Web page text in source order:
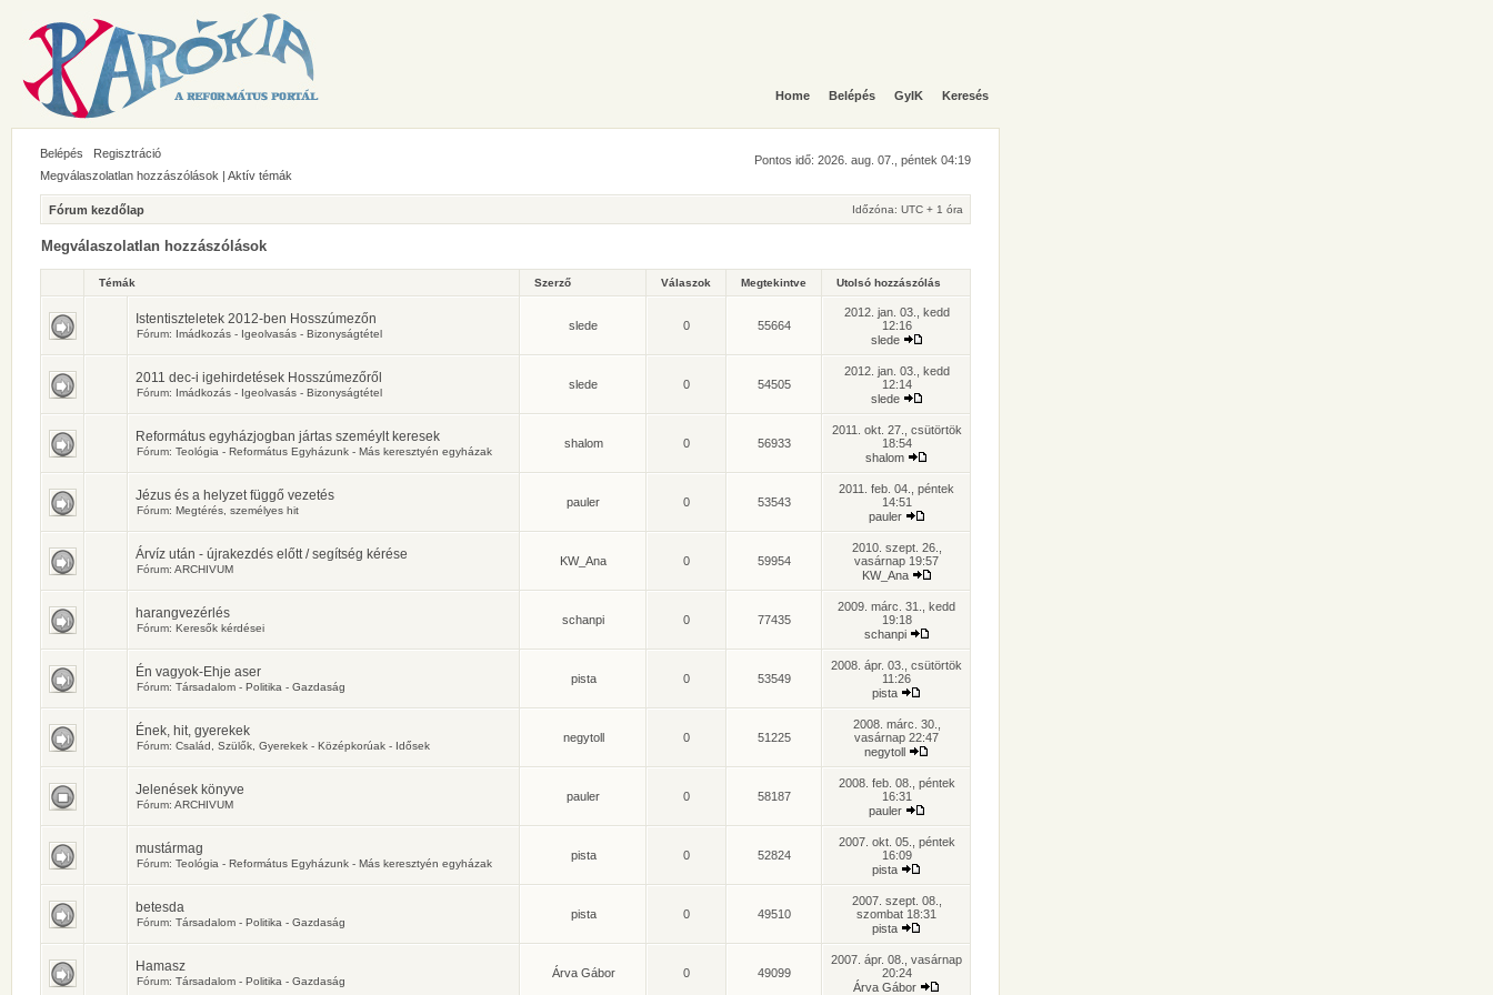
Home Belépés GyIK Keresés
Belépés Regisztráció
Pontos idő: 2026. aug. 07., péntek 04:19
Megválaszolatlan hozzászólások | Aktív témák
Fórum kezdőlap Időzóna: UTC + 1 óra
Megválaszolatlan hozzászólások
Témák Szerző Válaszok Megtekintve Utolsó hozzászólás
Istentiszteletek 2012-ben Hosszúmezőn
Fórum: Imádkozás - Igeolvasás - Bizonyságtétel
slede 0 55664
2012. jan. 03., kedd
12:16
slede
2011 dec-i igehirdetések Hosszúmezőről
Fórum: Imádkozás - Igeolvasás - Bizonyságtétel
slede 0 54505
2012. jan. 03., kedd
12:14
slede
Református egyházjogban jártas szeméylt keresek
Fórum: Teológia - Református Egyházunk - Más keresztyén egyházak
shalom 0 56933
2011. okt. 27., csütörtök
18:54
shalom
Jézus és a helyzet függő vezetés
Fórum: Megtérés, személyes hit
pauler 0 53543
2011. feb. 04., péntek
14:51
pauler
Árvíz után - újrakezdés előtt / segítség kérése
Fórum: ARCHIVUM
KW_Ana 0 59954
2010. szept. 26.,
vasárnap 19:57
KW_Ana
harangvezérlés
Fórum: Keresők kérdései
schanpi 0 77435
2009. márc. 31., kedd
19:18
schanpi
Én vagyok-Ehje aser
Fórum: Társadalom - Politika - Gazdaság
pista 0 53549
2008. ápr. 03., csütörtök
11:26
pista
Ének, hit, gyerekek
Fórum: Család, Szülők, Gyerekek - Középkorúak - Idősek
negytoll 0 51225
2008. márc. 30.,
vasárnap 22:47
negytoll
Jelenések könyve
Fórum: ARCHIVUM
pauler 0 58187
2008. feb. 08., péntek
16:31
pauler
mustármag
Fórum: Teológia - Református Egyházunk - Más keresztyén egyházak
pista 0 52824
2007. okt. 05., péntek
16:09
pista
betesda
Fórum: Társadalom - Politika - Gazdaság
pista 0 49510
2007. szept. 08.,
szombat 18:31
pista
Hamasz
Fórum: Társadalom - Politika - Gazdaság
Árva Gábor 0 49099
2007. ápr. 08., vasárnap
20:24
Árva Gábor